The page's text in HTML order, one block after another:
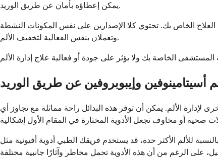
يمكن إعطاؤه بأمان عن طريق الوريد.
الخاص بك. تحتوي كلا الإصدارين على نفس المكونات النشطة
وتعملان بنفس الفعالية لتخفيف الألم.
أسيتامينوفين وإيبوبروفين عن طريق الوريد
لإدارة الألم. يمكن أن توفر هذه البدائل راحة مماثلة مع تجاوز أي
للألم الأكثر حدة، قد يستخدم فريقك الطبي أدوية أفيونية مثل